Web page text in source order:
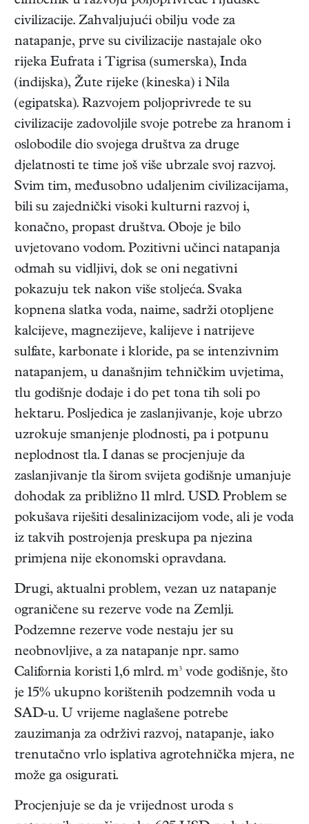
civilizacije. Zahvaljujući obilju vode za
natapanje, prve su civilizacije nastajale oko
rijeka Eufrata i Tigrisa (sumerska), Inda
(indijska), Žute rijeke (kineska) i Nila
(egipatska). Razvojem poljoprivrede te su
civilizacije zadovoljile svoje potrebe za hranom i
oslobodile dio svojega društva za druge
djelatnosti te time još više ubrzale svoj razvoj.
Svim tim, međusobno udaljenim civilizacijama,
bili su zajednički visoki kulturni razvoj i,
konačno, propast društva. Oboje je bilo
uvjetovano vodom. Pozitivni učinci natapanja
odmah su vidljivi, dok se oni negativni
pokazuju tek nakon više stoljeća. Svaka
kopnena slatka voda, naime, sadrži otopljene
kalcijeve, magnezijeve, kalijeve i natrijeve
sulfate, karbonate i kloride, pa se intenzivnim
natapanjem, u današnjim tehničkim uvjetima,
tlu godišnje dodaje i do pet tona tih soli po
hektaru. Posljedica je zaslanjivanje, koje ubrzo
uzrokuje smanjenje plodnosti, pa i potpunu
neplodnost tla. I danas se procjenjuje da
zaslanjivanje tla širom svijeta godišnje umanjuje
dohodak za približno 11 mlrd. USD. Problem se
pokušava riješiti desalinizacijom vode, ali je voda
iz takvih postrojenja preskupa pa njezina
primjena nije ekonomski opravdana.
Drugi, aktualni problem, vezan uz natapanje
ograničene su rezerve vode na Zemlji.
Podzemne rezerve vode nestaju jer su
neobnovljive, a za natapanje npr. samo
California koristi 1,6 mlrd. m³ vode godišnje, što
je 15% ukupno korištenih podzemnih voda u
SAD-u. U vrijeme naglašene potrebe
zauzimanja za održivi razvoj, natapanje, iako
trenutačno vrlo isplativa agrotehnička mjera, ne
može ga osigurati.
Procjenjuje se da je vrijednost uroda s